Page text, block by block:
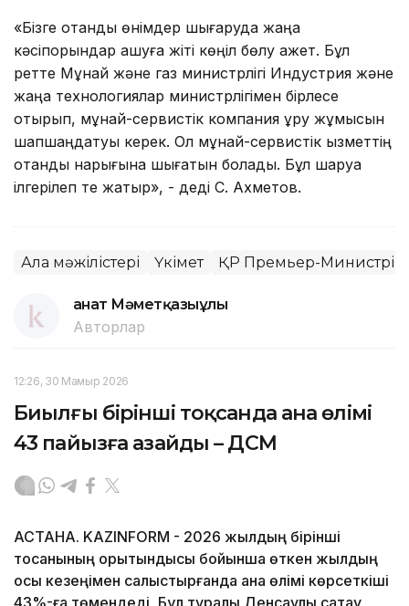
«Бізге отандық өнімдер шығаруда жаңа
кәсіпорындар ашуға жіті көңіл бөлу қажет. Бұл
ретте Мұнай және газ министрлігі Индустрия және
жаңа технологиялар министрлігімен бірлесе
отырып, мұнай-сервистік компания құру жұмысын
шапшаңдатуы керек. Ол мұнай-сервистік қызметтің
отандық нарығына шығатын болады. Бұл шаруа
ілгерілеп те жатыр», - деді С. Ахметов.
Алқа мәжілістері Үкімет ҚР Премьер-Министрі
Қанат Мәметқазыұлы
Авторлар
12:26, 30 Мамыр 2026
Биылғы бірінші тоқсанда ана өлімі
43 пайызға азайды – ДСМ
АСТАНА. KAZINFORM - 2026 жылдың бірінші
тоқсанының қорытындысы бойынша өткен жылдың
осы кезеңімен салыстырғанда ана өлімі көрсеткіші
43%-ға төмендеді, Бұл туралы Денсаулық сақтау